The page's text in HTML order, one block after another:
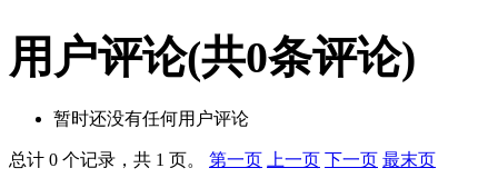
用户评论(共0条评论)
暂时还没有任何用户评论
总计 0 个记录，共 1 页。 第一页 上一页 下一页 最末页